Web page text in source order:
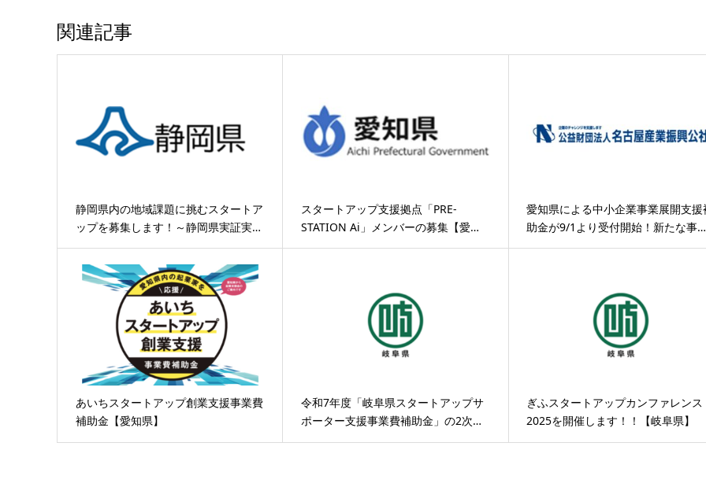
関連記事
静岡県内の地域課題に挑むスタートア
ップを募集します！～静岡県実証実…
スタートアップ支援拠点「PRE-
STATION Ai」メンバーの募集【愛…
愛知県による中小企業事業展開支援
助金が9/1より受付開始！新たな事…
あいちスタートアップ創業支援事業費
補助金【愛知県】
令和7年度「岐阜県スタートアップサ
ポーター支援事業費補助金」の2次…
ぎふスタートアップカンファレンス
2025を開催します！！【岐阜県】